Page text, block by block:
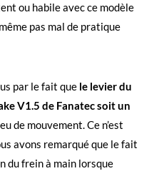
ou habile avec ce modèle
pas mal de pratique
par le fait que le levier du
V1.5 de Fanatec soit un
de mouvement. Ce n’est
avons remarqué que le fait
du frein à main lorsque